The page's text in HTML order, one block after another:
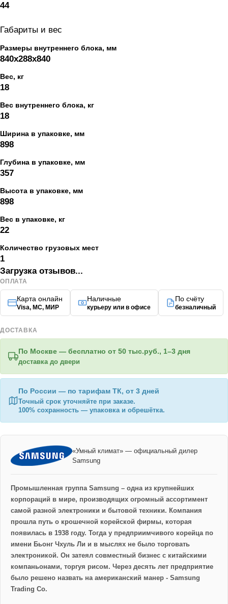
44
Габариты и вес
Размеры внутреннего блока, мм
840x288x840
Вес, кг
18
Вес внутреннего блока, кг
18
Ширина в упаковке, мм
898
Глубина в упаковке, мм
357
Высота в упаковке, мм
898
Вес в упаковке, кг
22
Количество грузовых мест
1
Загрузка отзывов...
ОПЛАТА
Карта онлайн
Visa, МС, МИР
Наличные
курьеру или в офисе
По счёту
безналичный
ДОСТАВКА
По Москве — бесплатно от 50 тыс.руб., 1–3 дня
доставка до двери
По России — по тарифам ТК, от 3 дней
Точный срок уточняйте при заказе.
100% сохранность — упаковка и обрешётка.
«Умный климат» — официальный дилер
Samsung
Промышленная группа Samsung – одна из крупнейших
корпораций в мире, производящих огромный ассортимент
самой разной электроники и бытовой техники. Компания
прошла путь о крошечной корейской фирмы, которая
появилась в 1938 году. Тогда у предприимчивого корейца по
имени Бьонг Чхуль Ли и в мыслях не было торговать
электроникой. Он затеял совместный бизнес с китайскими
компаньонами, торгуя рисом. Через десять лет предприятие
было решено назвать на американский манер - Samsung
Trading Co.